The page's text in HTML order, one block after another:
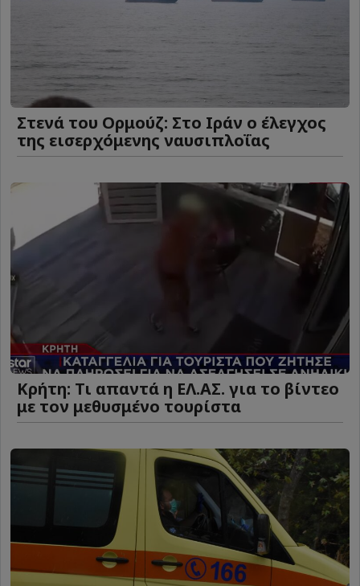
Στενά του Ορμούζ: Στο Ιράν ο έλεγχος
της εισερχόμενης ναυσιπλοΐας
Κρήτη: Τι απαντά η ΕΛ.ΑΣ. για το βίντεο
με τον μεθυσμένο τουρίστα